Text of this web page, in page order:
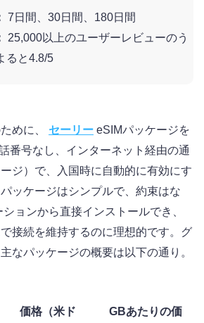
7日間、30日間、180日間
25,000以上のユーザーレビューのう
ると4.8/5
めに、 セーリー eSIMパッケージを
番号なし、インターネット経由の通
ジ）で、入国時に自動的に有効にす
ッケージはシンプルで、約束はな
ョンから直接インストールでき、
接続を維持するのに理想的です。グ
なパッケージの概要は以下の通り。
価格（米ド
GBあたりの価